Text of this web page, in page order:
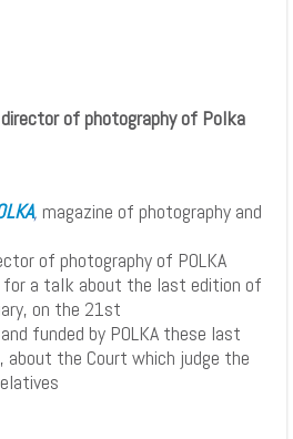
of photography of Polka.
, magazine of photography and
of photography of POLKA
a talk about the last edition of
on the 21st.
funded by POLKA these last
about the Court which judge the